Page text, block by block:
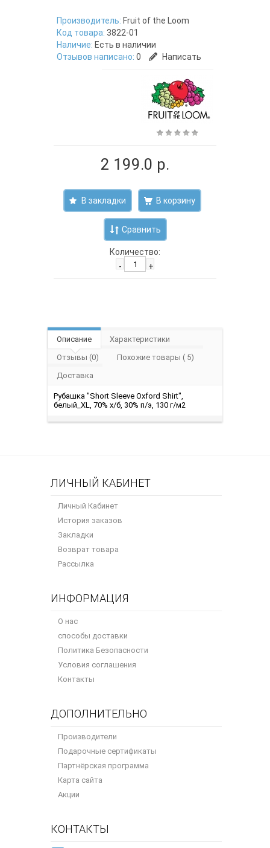
Производитель: Fruit of the Loom
Код товара: 3822-01
Наличие: Есть в наличии
Отзывов написано: 0 Написать
2 199.0 р.
В закладки
Сравнить
Количество:
-
+
Описание
Характеристики
Отзывы (0)
Похожие товары ( 5)
Доставка
Рубашка "Short Sleeve Oxford Shirt",
белый_XL, 70% х/б, 30% п/э, 130 г/м2
ЛИЧНЫЙ КАБИНЕТ
Личный Кабинет
История заказов
Закладки
Возврат товара
Рассылка
ИНФОРМАЦИЯ
О нас
способы доставки
Политика Безопасности
Условия соглашения
Контакты
ДОПОЛНИТЕЛЬНО
Производители
Подарочные сертификаты
Партнёрская программа
Карта сайта
Акции
КОНТАКТЫ